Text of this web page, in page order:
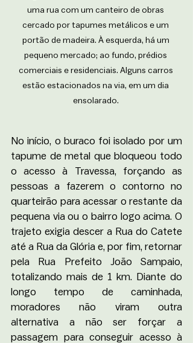
uma rua com um canteiro de obras
cercado por tapumes metálicos e um
portão de madeira. À esquerda, há um
pequeno mercado; ao fundo, prédios
comerciais e residenciais. Alguns carros
estão estacionados na via, em um dia
ensolarado.
No início, o buraco foi isolado por um
tapume de metal que bloqueou todo
o acesso à Travessa, forçando as
pessoas a fazerem o contorno no
quarteirão para acessar o restante da
pequena via ou o bairro logo acima. O
trajeto exigia descer a Rua do Catete
até a Rua da Glória e, por fim, retornar
pela Rua Prefeito João Sampaio,
totalizando mais de 1 km. Diante do
longo tempo de caminhada,
moradores não viram outra
alternativa a não ser forçar a
passagem para conseguir acesso à